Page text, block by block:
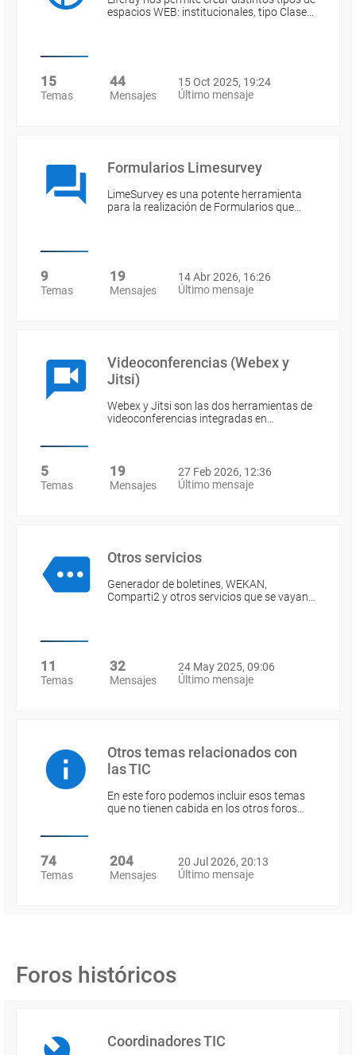
espacios WEB: institucionales, tipo Clase…
15
Temas
44
Mensajes
15 Oct 2025, 19:24
Último mensaje
Formularios Limesurvey
LimeSurvey es una potente herramienta
para la realización de Formularios que…
9
Temas
19
Mensajes
14 Abr 2026, 16:26
Último mensaje
Videoconferencias (Webex y
Jitsi)
Webex y Jitsi son las dos herramientas de
videoconferencias integradas en…
5
Temas
19
Mensajes
27 Feb 2026, 12:36
Último mensaje
Otros servicios
Generador de boletines, WEKAN,
Comparti2 y otros servicios que se vayan…
11
Temas
32
Mensajes
24 May 2025, 09:06
Último mensaje
Otros temas relacionados con
las TIC
En este foro podemos incluir esos temas
que no tienen cabida en los otros foros…
74
Temas
204
Mensajes
20 Jul 2026, 20:13
Último mensaje
Foros históricos
Coordinadores TIC